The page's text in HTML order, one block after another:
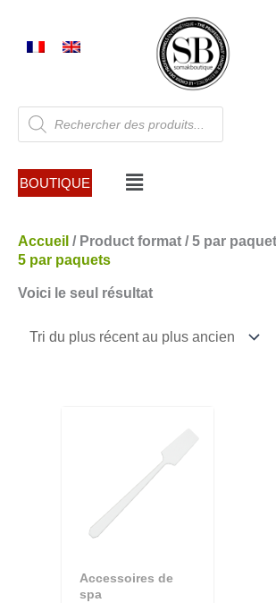
contenu
Recherche
de
produits
BOUTIQUE Menu
Accueil / Product format / 5 par
5 par paquets
Voici le seul résultat
Accessoires de
spa